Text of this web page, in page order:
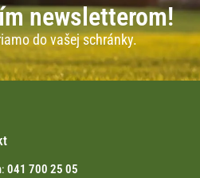
newsletterom!
do vašej schránky.
041 700 25 05